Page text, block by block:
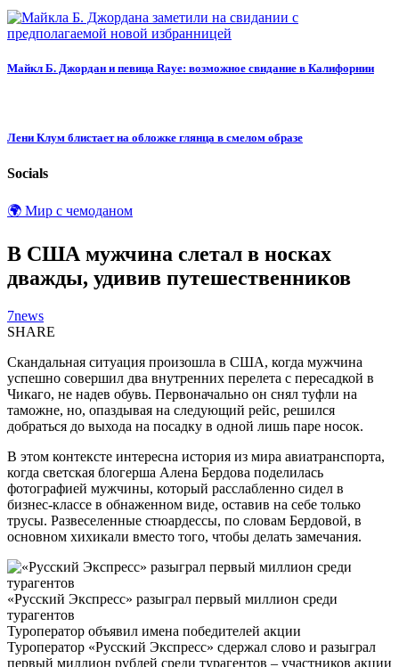
Майкл Б. Джордан и певица Raye: возможное свидание в Калифорнии
Лени Клум блистает на обложке глянца в смелом образе
Socials
🌍 Мир с чемоданом
В США мужчина слетал в носках
дважды, удивив путешественников
7news
SHARE
Скандальная ситуация произошла в США, когда мужчина
успешно совершил два внутренних перелета с пересадкой в
Чикаго, не надев обувь. Первоначально он снял туфли на
таможне, но, опаздывая на следующий рейс, решился
добраться до выхода на посадку в одной лишь паре носок.
В этом контексте интересна история из мира авиатранспорта,
когда светская блогерша Алена Бердова поделилась
фотографией мужчины, который расслабленно сидел в
бизнес-классе в обнаженном виде, оставив на себе только
трусы. Развеселенные стюардессы, по словам Бердовой, в
основном хихикали вместо того, чтобы делать замечания.
«Русский Экспресс» разыграл первый миллион среди
турагентов
Туроператор объявил имена победителей акции
Туроператор «Русский Экспресс» сдержал слово и разыграл
первый миллион рублей среди турагентов – участников акции